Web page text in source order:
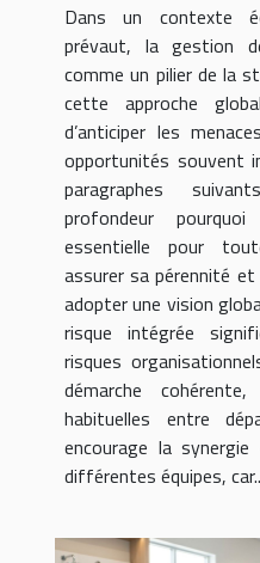
Dans un contexte
prévaut, la gestion
comme un pilier de la
cette approche
d’anticiper les
opportunités souvent
paragraphes
profondeur
essentielle pour
assurer sa pérennité
adopter une vision
risque intégrée
risques
démarche
habituelles entre
encourage la
différentes équipes,